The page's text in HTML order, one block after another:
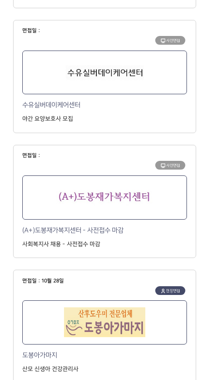
면접일 :
사전면접
수유실버데이케어센터
야간 요양보호사 모집
면접일 :
사전면접
(A+)도봉재가복지센터 - 사전접수 마감
사회복지사 채용 - 사전접수 마감
면접일 : 10월 28일
현장면접
도봉아가마지
산모 신생아 건강관리사